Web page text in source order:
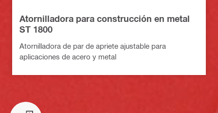
Atornilladora para construcción en metal
ST 1800
Atornilladora de par de apriete ajustable para
aplicaciones de acero y metal